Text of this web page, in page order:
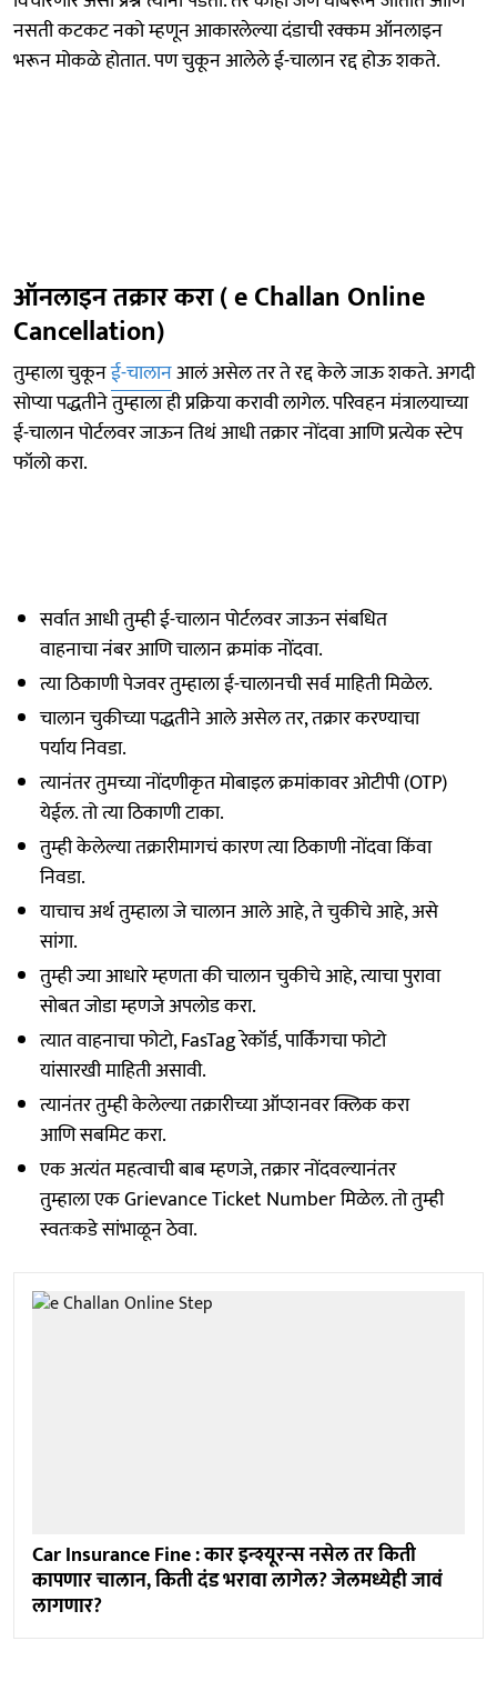
नसती कटकट नको म्हणून आकारलेल्या दंडाची रक्कम ऑनलाइन
भरून मोकळे होतात. पण चुकून आलेले ई-चालान रद्द होऊ शकते.
ऑनलाइन तक्रार करा ( e Challan Online
Cancellation)
तुम्हाला चुकूनई-चालानआलं असेल तर ते रद्द केले जाऊ शकते. अगदी
सोप्या पद्धतीने तुम्हाला ही प्रक्रिया करावी लागेल. परिवहन मंत्रालयाच्या
ई-चालान पोर्टलवर जाऊन तिथं आधी तक्रार नोंदवा आणि प्रत्येक स्टेप
फॉलो करा.
सर्वात आधी तुम्ही ई-चालान पोर्टलवर जाऊन संबधित
वाहनाचा नंबर आणि चालान क्रमांक नोंदवा.
त्या ठिकाणी पेजवर तुम्हाला ई-चालानची सर्व माहिती मिळेल.
चालान चुकीच्या पद्धतीने आले असेल तर, तक्रार करण्याचा
पर्याय निवडा.
त्यानंतर तुमच्या नोंदणीकृत मोबाइल क्रमांकावर ओटीपी (OTP)
येईल. तो त्या ठिकाणी टाका.
तुम्ही केलेल्या तक्रारीमागचं कारण त्या ठिकाणी नोंदवा किंवा
निवडा.
याचाच अर्थ तुम्हाला जे चालान आले आहे, ते चुकीचे आहे, असे
सांगा.
तुम्ही ज्या आधारे म्हणता की चालान चुकीचे आहे, त्याचा पुरावा
सोबत जोडा म्हणजे अपलोड करा.
त्यात वाहनाचा फोटो, FasTag रेकॉर्ड, पार्किंगचा फोटो
यांसारखी माहिती असावी.
त्यानंतर तुम्ही केलेल्या तक्रारीच्या ऑप्शनवर क्लिक करा
आणि सबमिट करा.
एक अत्यंत महत्वाची बाब म्हणजे, तक्रार नोंदवल्यानंतर
तुम्हाला एक Grievance Ticket Number मिळेल. तो तुम्ही
स्वतःकडे सांभाळून ठेवा.
Car Insurance Fine : कार इन्श्यूरन्स नसेल तर किती
कापणार चालान, किती दंड भरावा लागेल? जेलमध्येही जावं
लागणार?